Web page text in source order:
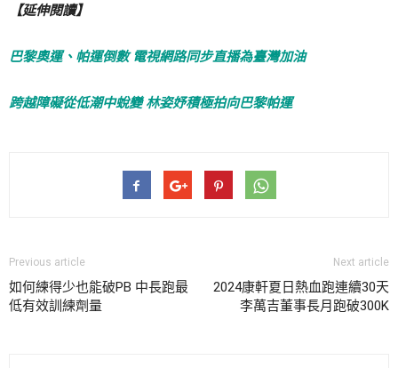
【延伸閱讀】
巴黎奧運、帕運倒數 電視網路同步直播為臺灣加油
跨越障礙從低潮中蛻變 林姿妤積極拍向巴黎帕運
Previous article
如何練得少也能破PB 中長跑最
低有效訓練劑量
Next article
2024康軒夏日熱血跑連續30天
李萬吉董事長月跑破300K